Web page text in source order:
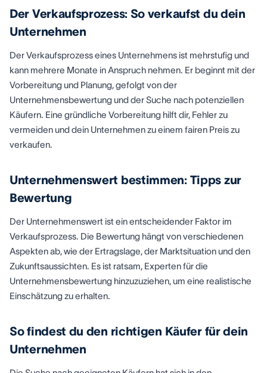
Der Verkaufsprozess: So verkaufst du dein
Unternehmen
Der Verkaufsprozess eines Unternehmens ist mehrstufig und
kann mehrere Monate in Anspruch nehmen. Er beginnt mit der
Vorbereitung und Planung, gefolgt von der
Unternehmensbewertung und der Suche nach potenziellen
Käufern. Eine gründliche Vorbereitung hilft dir, Fehler zu
vermeiden und dein Unternehmen zu einem fairen Preis zu
verkaufen.
Unternehmenswert bestimmen: Tipps zur
Bewertung
Der Unternehmenswert ist ein entscheidender Faktor im
Verkaufsprozess. Die Bewertung hängt von verschiedenen
Aspekten ab, wie der Ertragslage, der Marktsituation und den
Zukunftsaussichten. Es ist ratsam, Experten für die
Unternehmensbewertung hinzuzuziehen, um eine realistische
Einschätzung zu erhalten.
So findest du den richtigen Käufer für dein
Unternehmen